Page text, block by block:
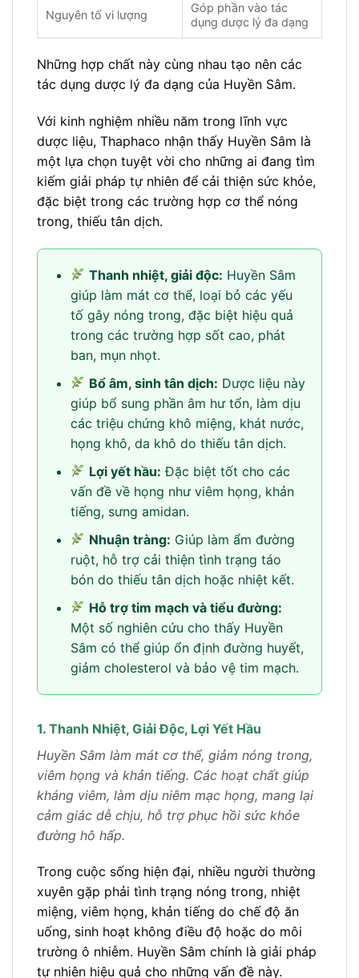
Nguyên tố vi lượng
Góp phần vào tác
dụng dược lý đa dạng
Những hợp chất này cùng nhau tạo nên các
tác dụng dược lý đa dạng của Huyền Sâm.
Với kinh nghiệm nhiều năm trong lĩnh vực
dược liệu, Thaphaco nhận thấy Huyền Sâm là
một lựa chọn tuyệt vời cho những ai đang tìm
kiếm giải pháp tự nhiên để cải thiện sức khỏe,
đặc biệt trong các trường hợp cơ thể nóng
trong, thiếu tân dịch.
Thanh nhiệt, giải độc: Huyền Sâm
giúp làm mát cơ thể, loại bỏ các yếu
tố gây nóng trong, đặc biệt hiệu quả
trong các trường hợp sốt cao, phát
ban, mụn nhọt.
Bổ âm, sinh tân dịch: Dược liệu này
giúp bổ sung phần âm hư tổn, làm dịu
các triệu chứng khô miệng, khát nước,
họng khô, da khô do thiếu tân dịch.
Lợi yết hầu: Đặc biệt tốt cho các
vấn đề về họng như viêm họng, khản
tiếng, sưng amidan.
Nhuận tràng: Giúp làm ẩm đường
ruột, hỗ trợ cải thiện tình trạng táo
bón do thiếu tân dịch hoặc nhiệt kết.
Hỗ trợ tim mạch và tiểu đường:
Một số nghiên cứu cho thấy Huyền
Sâm có thể giúp ổn định đường huyết,
giảm cholesterol và bảo vệ tim mạch.
1. Thanh Nhiệt, Giải Độc, Lợi Yết Hầu
Huyền Sâm làm mát cơ thể, giảm nóng trong,
viêm họng và khản tiếng. Các hoạt chất giúp
kháng viêm, làm dịu niêm mạc họng, mang lại
cảm giác dễ chịu, hỗ trợ phục hồi sức khỏe
đường hô hấp.
Trong cuộc sống hiện đại, nhiều người thường
xuyên gặp phải tình trạng nóng trong, nhiệt
miệng, viêm họng, khản tiếng do chế độ ăn
uống, sinh hoạt không điều độ hoặc do môi
trường ô nhiễm. Huyền Sâm chính là giải pháp
tự nhiên hiệu quả cho những vấn đề này.